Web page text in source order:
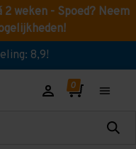
2 weken - Spoed? Neem
8,9!